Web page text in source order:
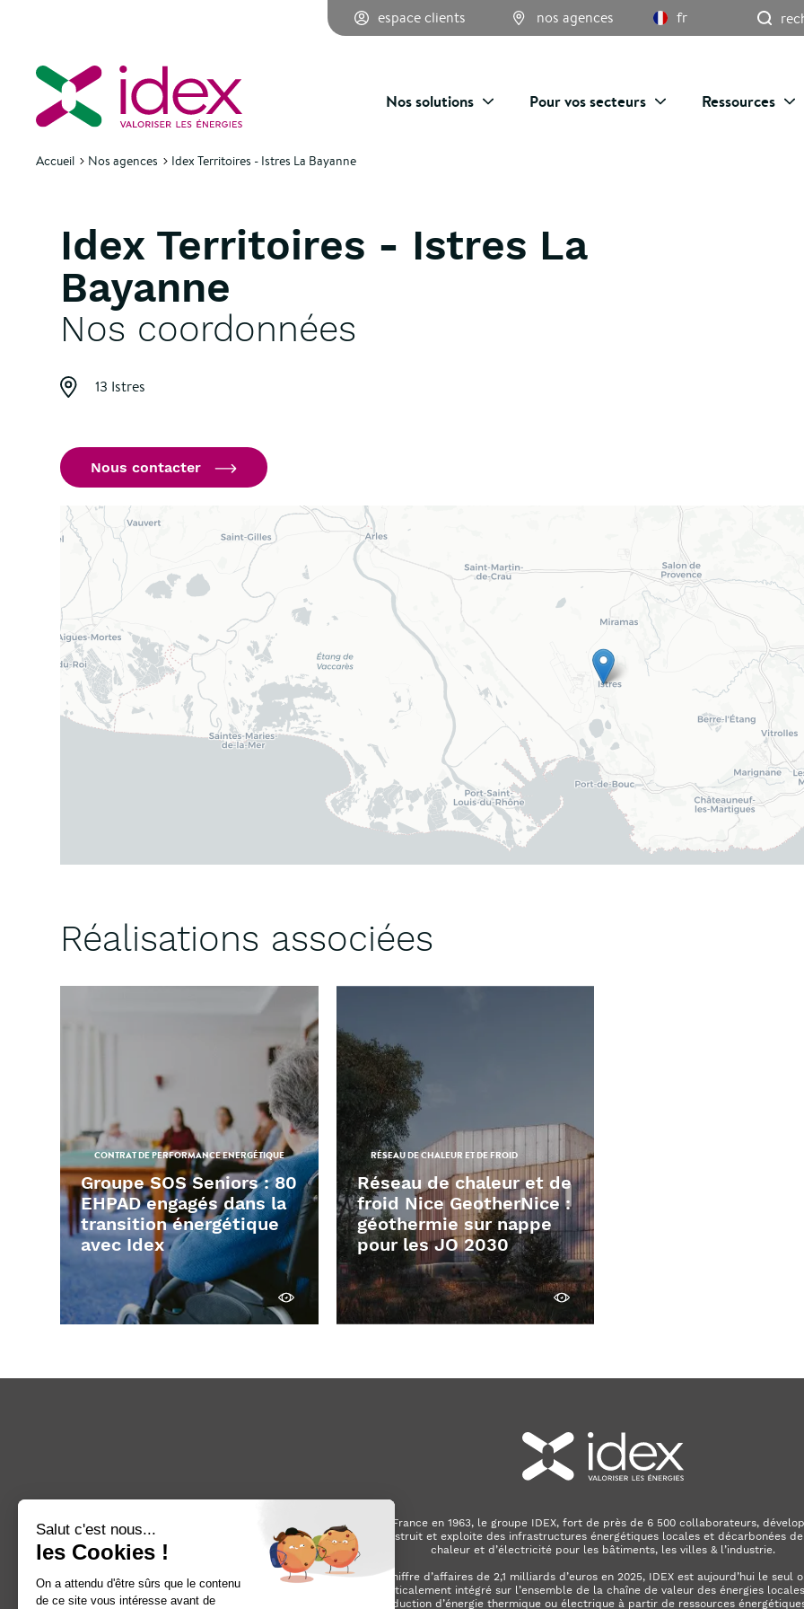
espace clients nos agences fr
Nos solutions Pour vos secteurs Ressources
Accueil Nos agences Idex Territoires - Istres La Bayanne
Idex Territoires - Istres La
Bayanne
Nos coordonnées
13 Istres
Nous contacter
Réalisations associées
CONTRAT DE PERFORMANCE ENERGÉTIQUE
Groupe SOS Seniors : 80
EHPAD engagés dans la
transition énergétique
avec Idex
Découvrir
RÉSEAU DE CHALEUR ET DE FROID
Réseau de chaleur et de
froid Nice GeotherNice :
géothermie sur nappe
pour les JO 2030
Découvrir
Fondé en France en 1963, le groupe IDEX, fort de près de 6 500 collaborateurs,
finance, construit et exploite des infrastructures énergétiques locales et décarbonées
chaleur et d’électricité pour les bâtiments, les villes & l’industrie.
Avec un chiffre d’affaires de 2,1 milliards d’euros en 2025, IDEX est aujourd’hui le seul
marché verticalement intégré sur l’ensemble de la chaîne de valeur des énergies
de la production d’énergie thermique ou électrique à partir de ressources